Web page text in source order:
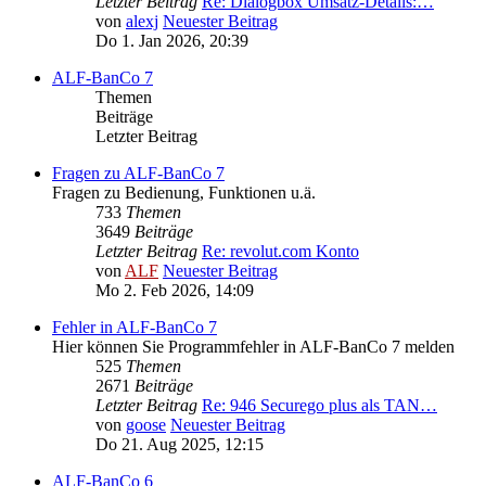
von alexj Neuester Beitrag
Do 1. Jan 2026, 20:39
ALF-BanCo 7
Themen
Beiträge
Letzter Beitrag
Fragen zu ALF-BanCo 7
Fragen zu Bedienung, Funktionen u.ä.
733 Themen
3649 Beiträge
Letzter Beitrag Re: revolut.com Konto
vonALF Neuester Beitrag
Mo 2. Feb 2026, 14:09
Fehler in ALF-BanCo 7
Hier können Sie Programmfehler in ALF-BanCo 7 melden
525 Themen
2671 Beiträge
Letzter Beitrag Re: 946 Securego plus als TAN…
von goose Neuester Beitrag
Do 21. Aug 2025, 12:15
ALF-BanCo 6